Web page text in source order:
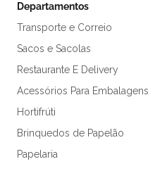
Departamentos
Transporte e Correio
Sacos e Sacolas
Restaurante E Delivery
Acessórios Para Embalagens
Hortifrúti
Brinquedos de Papelão
Papelaria